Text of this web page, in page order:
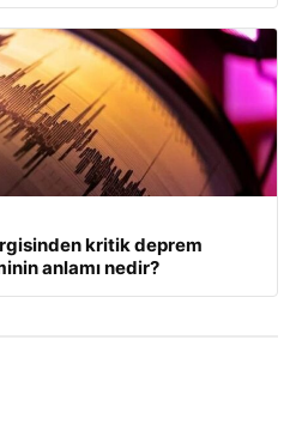
kritik deprem
anlamı nedir?